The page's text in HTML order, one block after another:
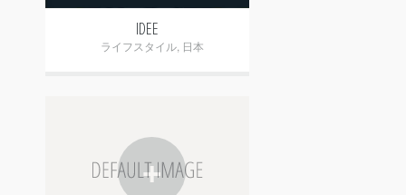
IDEE
ライフスタイル, 日本
+